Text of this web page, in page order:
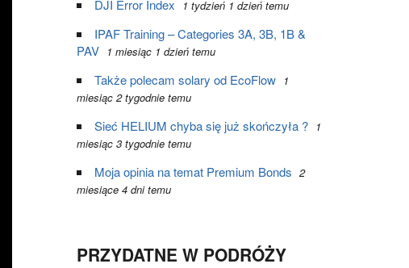
DJI Error Index 1 tydzień 1 dzień temu
IPAF Training – Categories 3A, 3B, 1B &
PAV 1 miesiąc 1 dzień temu
Także polecam solary od EcoFlow 1
miesiąc 2 tygodnie temu
Sieć HELIUM chyba się już skończyła ? 1
miesiąc 3 tygodnie temu
Moja opinia na temat Premium Bonds 2
miesiące 4 dni temu
PRZYDATNE W PODRÓŻY